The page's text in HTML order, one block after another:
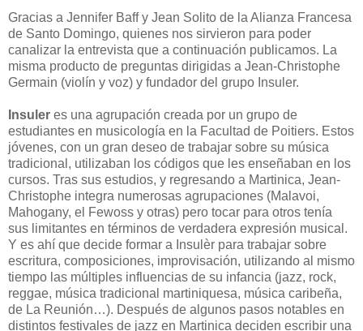
Gracias a Jennifer Baff y Jean Solito de la Alianza Francesa
de Santo Domingo, quienes nos sirvieron para poder
canalizar la entrevista que a continuación publicamos. La
misma producto de preguntas dirigidas a Jean-Christophe
Germain (violín y voz) y fundador del grupo Insuler.
Insuler es una agrupación creada por un grupo de
estudiantes en musicología en la Facultad de Poitiers. Estos
jóvenes, con un gran deseo de trabajar sobre su música
tradicional, utilizaban los códigos que les enseñaban en los
cursos. Tras sus estudios, y regresando a Martinica, Jean-
Christophe integra numerosas agrupaciones (Malavoi,
Mahogany, el Fewoss y otras) pero tocar para otros tenía
sus limitantes en términos de verdadera expresión musical.
Y es ahí que decide formar a Insulèr para trabajar sobre
escritura, composiciones, improvisación, utilizando al mismo
tiempo las múltiples influencias de su infancia (jazz, rock,
reggae, música tradicional martiniquesa, música caribeña,
de La Reunión…). Después de algunos pasos notables en
distintos festivales de jazz en Martinica deciden escribir una